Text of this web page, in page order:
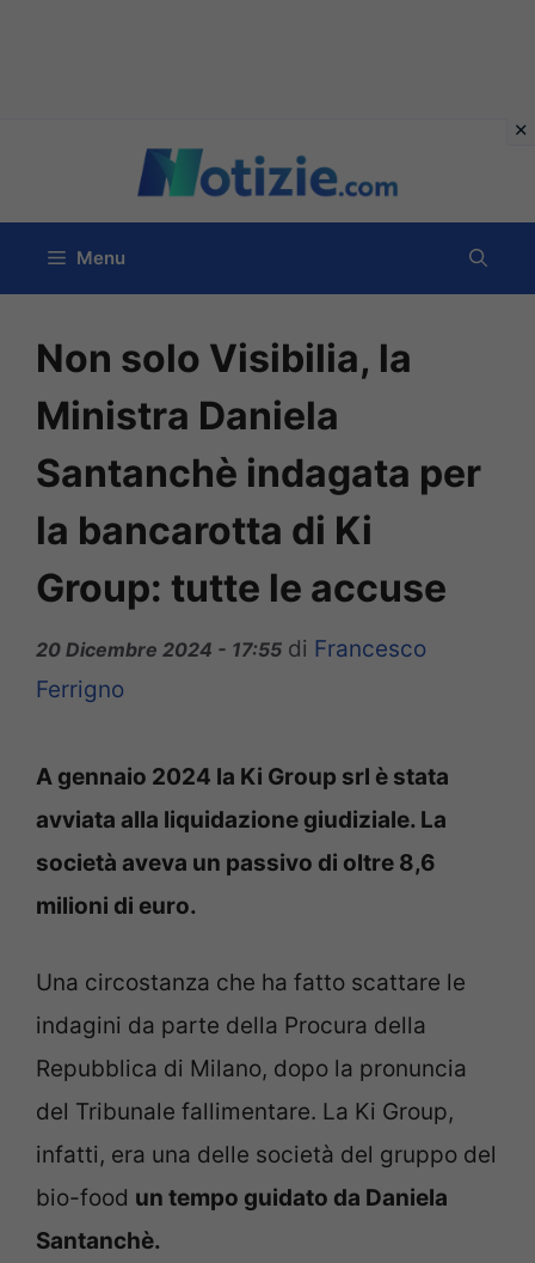
contenuto
Menu
Non solo Visibilia, la
Ministra Daniela
Santanchè indagata per
la bancarotta di Ki
Group: tutte le accuse
20 Dicembre 2024 - 17:55 di Francesco
Ferrigno
A gennaio 2024 la Ki Group srl è stata
avviata alla liquidazione giudiziale. La
società aveva un passivo di oltre 8,6
milioni di euro.
Una circostanza che ha fatto scattare le
indagini da parte della Procura della
Repubblica di Milano, dopo la pronuncia
del Tribunale fallimentare. La Ki Group,
infatti, era una delle società del gruppo del
bio-food un tempo guidato da Daniela
Santanchè.